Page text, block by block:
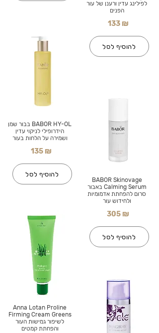
BABOR HY-OL בבור שמן
הידרופילי לניקוי עדין
ושמירה על הלחות בעור
135 ₪
להוסיף לסל
Anna Lotan Proline
Firming Cream Greens
לשיפור גמישות העור
והפחתת קמטים
לפילינג עדין ורענן של עור
הפנים
133 ₪
להוסיף לסל
BABOR Skinovage
Calming Serum באבור
סרום להפחתת אדמומיות
ולחידוש עור
305 ₪
להוסיף לסל